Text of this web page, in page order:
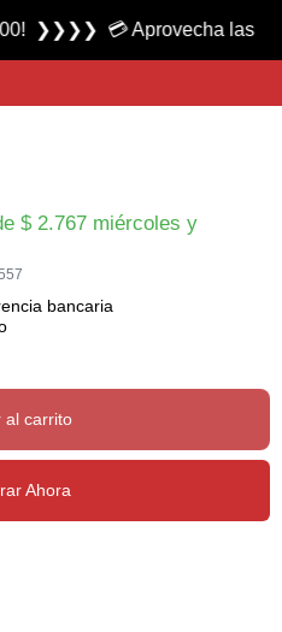
marca Uni
$2.767 miércoles y
bancaria
al carrito
Ahora
Aprovecha las 3 cuotas